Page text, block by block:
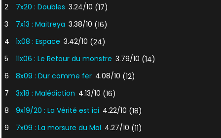
2
7x20 : Doubles 3.24/10 (17)
3
7x13 : Maitreya 3.38/10 (16)
4
1x08 : Espace 3.42/10 (24)
5
11x06 : Le Retour du monstre 3.79/10 (14)
6
8x09 : Dur comme fer 4.08/10 (12)
7
3x18 : Malédiction 4.13/10 (16)
8
9x19/20 : La Vérité est ici 4.22/10 (18)
9
7x09 : La morsure du Mal 4.27/10 (11)